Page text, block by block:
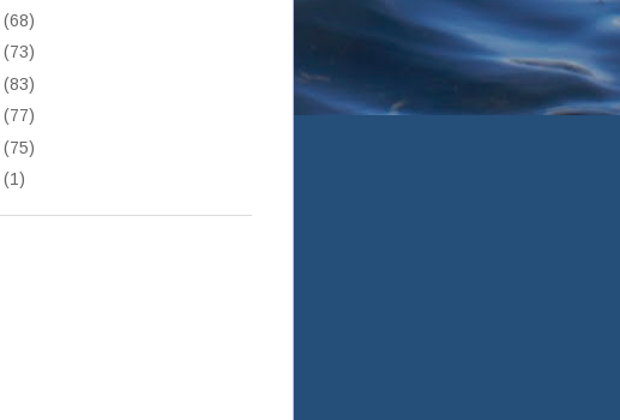
(68)
(73)
(83)
(77)
(75)
(1)